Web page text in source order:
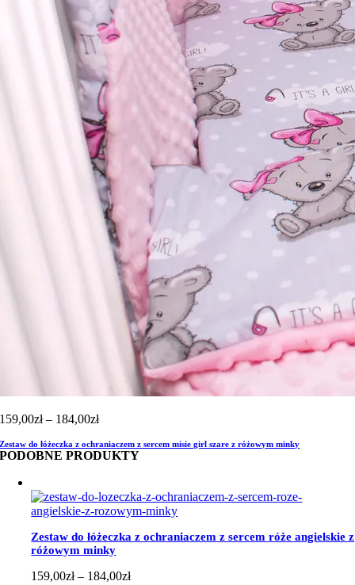
159,00zł – 184,00złZakres
od
159,00zł
184,00zł
Zestaw do łóżeczka z ochraniaczem z sercem misie girl szare z różowym minky
PODOBNE PRODUKTY
Zestaw do łóżeczka z ochraniaczem z sercem róże angielskie z
różowym minky
159,00zł – 184,00złZakres